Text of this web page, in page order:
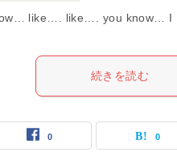
like…. like…. you know… I
続きを読む
0 0